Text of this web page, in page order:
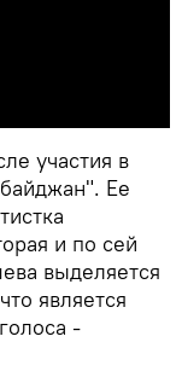
участия в
Ее
и по сей
выделяется
является
-